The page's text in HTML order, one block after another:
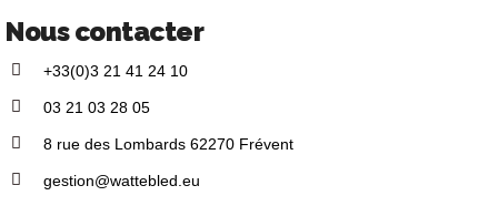
Nous contacter
+33(0)3 21 41 24 10
03 21 03 28 05
8 rue des Lombards 62270 Frévent
gestion@wattebled.eu